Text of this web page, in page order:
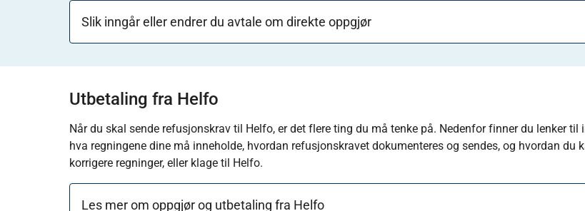
Slik inngår eller endrer du avtale om direkte oppgjør
Utbetaling fra Helfo
Når du skal sende refusjonskrav til Helfo, er det flere ting du må tenke på. Nedenfor finner du lenker til
hva regningene dine må inneholde, hvordan refusjonskravet dokumenteres og sendes, og hvordan du
korrigere regninger, eller klage til Helfo.
Les mer om oppgjør og utbetaling fra Helfo